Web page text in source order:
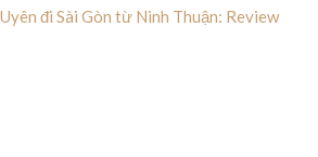
đi Sài Gòn từ Ninh Thuận: Review